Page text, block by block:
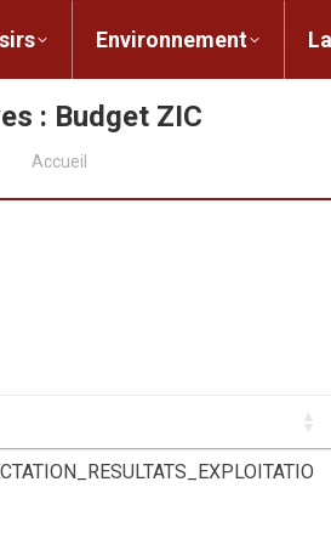
Loisirs Environnement
: Budget ZIC
Accueil
Environnement